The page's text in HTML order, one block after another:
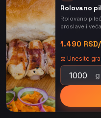
Rolovano
Rolovano
proslave i
1.490
⚖️ Unesite
g